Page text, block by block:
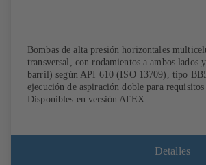
Bombas de alta presión horizontales
transversal, con rodamientos a ambos lados
barril) según API 610 (ISO 13709), tipo
ejecución de aspiración doble para
Disponibles en versión ATEX.
Detalles